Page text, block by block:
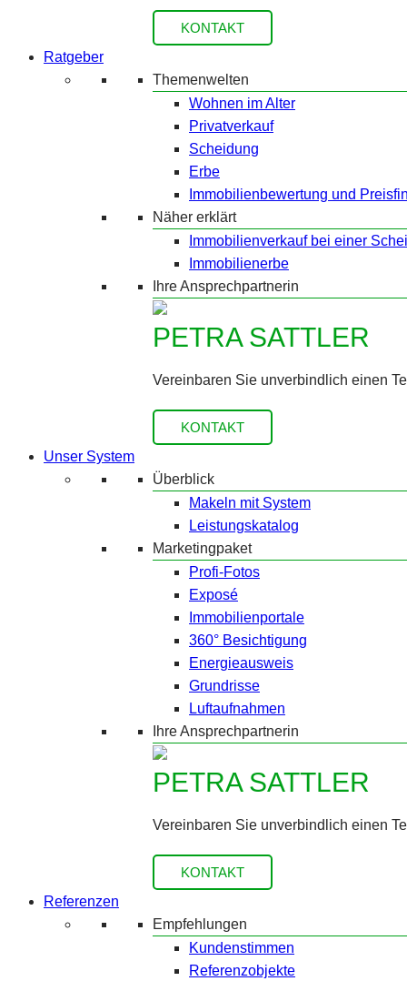
KONTAKT
Ratgeber
Themenwelten
Wohnen im Alter
Privatverkauf
Scheidung
Erbe
Immobilienbewertung und
Näher erklärt
Immobilienverkauf bei einer
Immobilienerbe
Ihre Ansprechpartnerin
PETRA SATTLER
Vereinbaren Sie unverbindlich einen
KONTAKT
Unser System
Überblick
Makeln mit System
Leistungskatalog
Marketingpaket
Profi-Fotos
Exposé
Immobilienportale
360° Besichtigung
Energieausweis
Grundrisse
Luftaufnahmen
Ihre Ansprechpartnerin
PETRA SATTLER
Vereinbaren Sie unverbindlich einen
KONTAKT
Referenzen
Empfehlungen
Kundenstimmen
Referenzobjekte